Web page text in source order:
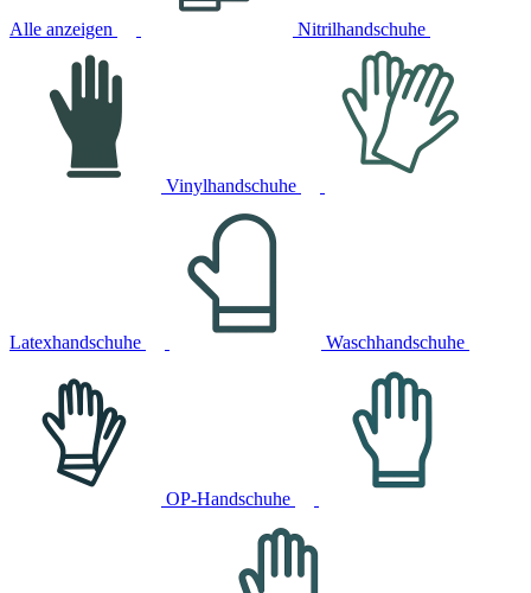
Alle anzeigen Nitrilhandschuhe
Vinylhandschuhe
Latexhandschuhe Waschhandschuhe
OP-Handschuhe